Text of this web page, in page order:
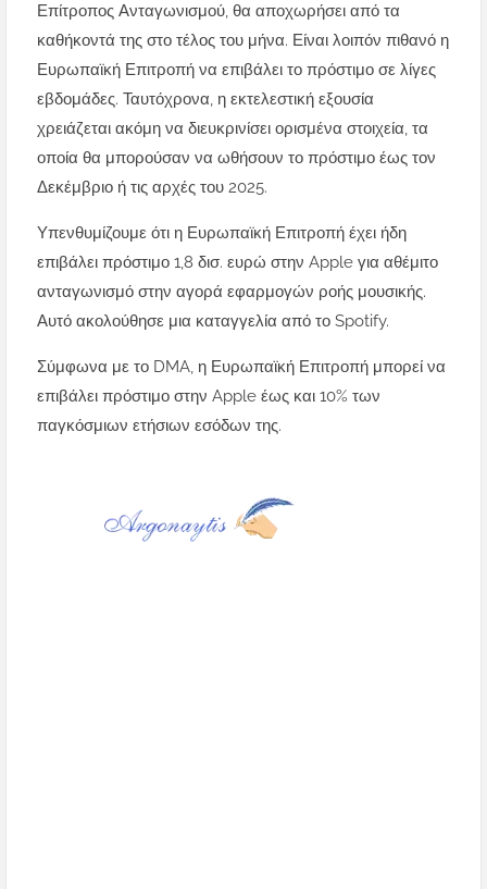
Επίτροπος Ανταγωνισμού, θα αποχωρήσει από τα
καθήκοντά της στο τέλος του μήνα. Είναι λοιπόν πιθανό η
Ευρωπαϊκή Επιτροπή να επιβάλει το πρόστιμο σε λίγες
εβδομάδες. Ταυτόχρονα, η εκτελεστική εξουσία
χρειάζεται ακόμη να διευκρινίσει ορισμένα στοιχεία, τα
οποία θα μπορούσαν να ωθήσουν το πρόστιμο έως τον
Δεκέμβριο ή τις αρχές του 2025.
Υπενθυμίζουμε ότι η Ευρωπαϊκή Επιτροπή έχει ήδη
επιβάλει πρόστιμο 1,8 δισ. ευρώ στην Apple για αθέμιτο
ανταγωνισμό στην αγορά εφαρμογών ροής μουσικής.
Αυτό ακολούθησε μια καταγγελία από το Spotify.
Σύμφωνα με το DMA, η Ευρωπαϊκή Επιτροπή μπορεί να
επιβάλει πρόστιμο στην Apple έως και 10% των
παγκόσμιων ετήσιων εσόδων της.